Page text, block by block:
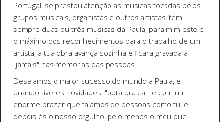
Portugal, se prestou atenção as musicas tocadas pelos
grupos musicais, organistas e outros artistas, tem
sempre duas ou três musicas da Paula, para mim este e
o máximo dos reconhecimentos para o trabalho de um
artista, a tua obra avança sozinha e ficara gravada a
"jamais" nas memorias das pessoas.
Desejamos o maior sucesso do mundo a Paula, e
quando tiveres novidades, "bota pra cá " e com um
enorme prazer que falamos de pessoas como tu, e
depois és o nosso orgulho, pelo menos o meu que